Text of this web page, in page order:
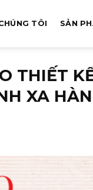
TÔI SẢN
THIẾT
XA